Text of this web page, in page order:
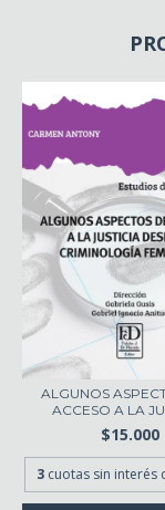
ALGUNOS
ACCESO A LA
$15.000
3 cuotas sin interés